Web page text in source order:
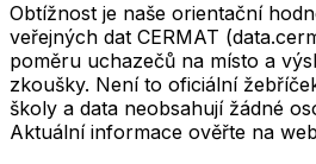
Obtížnost je naše orientační
veřejných dat CERMAT
poměru uchazečů na místo a
zkoušky. Není to oficiální
školy a data neobsahují žádné
Aktuální informace ověřte na